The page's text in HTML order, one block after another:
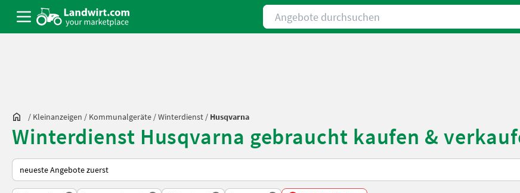
Angebote durchsuchen
/ Kleinanzeigen / Kommunalgeräte /Winterdienst / Husqvarna
Winterdienst Husqvarna gebraucht kaufen &
So wird auf Landwirt.com sortiert